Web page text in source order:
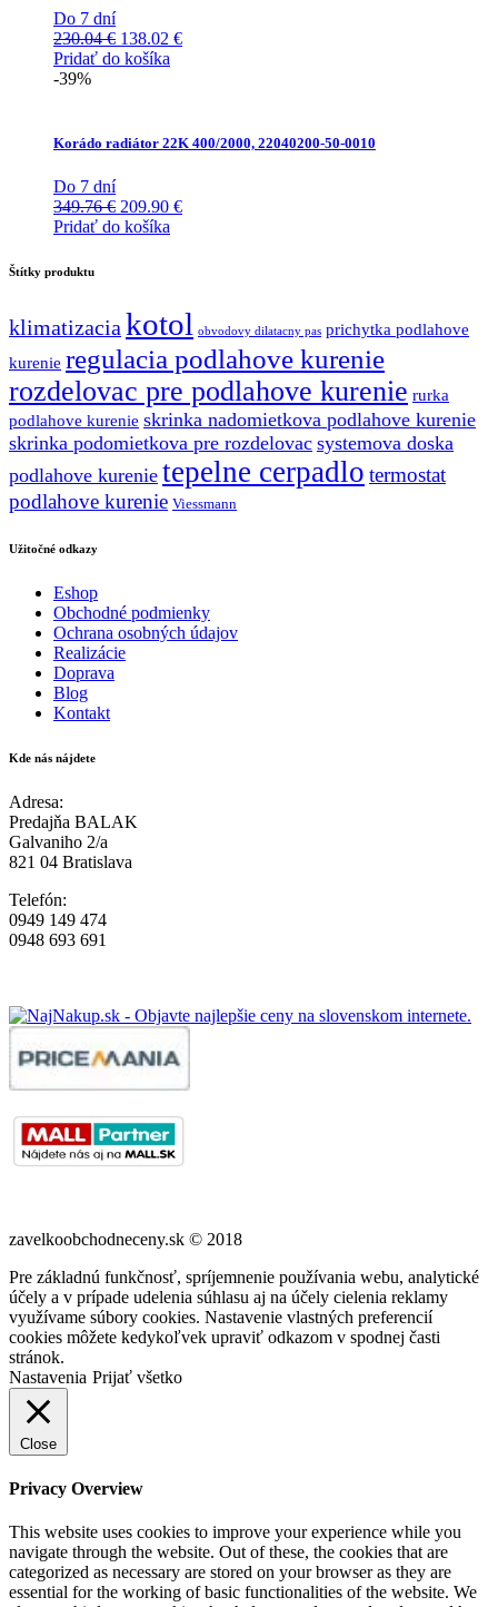
Do 7 dní
230.04€ Pôvodná
cena
138.02 €Aktuálna
Pridať do košíka
-39%
Korádo radiátor 22K 400/2000, 22040200-50-0010
Do 7 dní
349.76€ Pôvodná
cena
209.90 €Aktuálna
Pridať do košíka
Štítky produktu
klimatizacia kotol obvodovy dilatacny pas prichytka podlahove
kurenie regulacia podlahove kurenie
rozdelovac pre podlahove kurenie rurka
podlahove kurenie skrinka nadomietkova podlahove kurenie
skrinka podomietkova pre rozdelovac systemova doska
podlahove kurenie tepelne cerpadlo termostat
podlahove kurenie Viessmann
Užitočné odkazy
Eshop
Obchodné podmienky
Ochrana osobných údajov
Realizácie
Doprava
Blog
Kontakt
Kde nás nájdete
Adresa:
Predajňa BALAK
Galvaniho 2/a
821 04 Bratislava
Telefón:
0949 149 474
0948 693 691
zavelkoobchodneceny.sk © 2018
Pre základnú funkčnosť, spríjemnenie používania webu, analytické
účely a v prípade udelenia súhlasu aj na účely cielenia reklamy
využívame súbory cookies. Nastavenie vlastných preferencií
cookies môžete kedykoľvek upraviť odkazom v spodnej časti
stránok.
Nastavenia Prijať všetko
Close
Privacy Overview
This website uses cookies to improve your experience while you
navigate through the website. Out of these, the cookies that are
categorized as necessary are stored on your browser as they are
essential for the working of basic functionalities of the website. We